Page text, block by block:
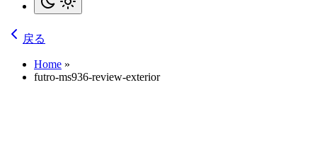
戻る
Home »
futro-ms936-review-exterior